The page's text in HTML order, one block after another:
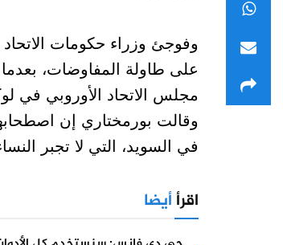
وفوجئ وزراء حكومات الاتحاد
على طاولة المفاوضات، بعدما
مجلس الاتحاد الأوروبي في
وقالت بورمختاري إن
في السويد، التي لا تجبر
اقرأأيضا